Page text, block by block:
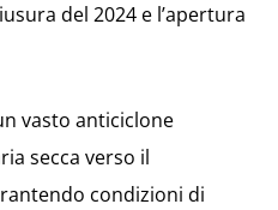
del 2024 e l’apertura
vasto anticiclone
secca verso il
condizioni di